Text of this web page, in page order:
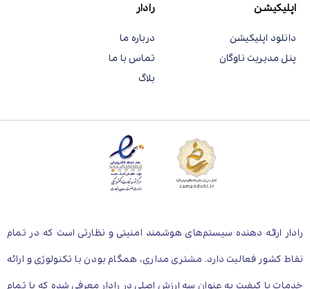
اپلیکیشن
دانلود اپلیکیشن
پنل مدیریت ناوگان
رادار
درباره ما
تماس با ما
بلاگ
رادار ارائه دهنده سیستم‌های هوشمند امنیتی و نظارتی است که در تمام
نقاط کشور فعالیت دارد. مشتری مداری، همگام بودن با تکنولوژی و ارائه
خدمات با کیفیت به عنوان سه ارزش اصلی در رادار معرفی شده که با تمام